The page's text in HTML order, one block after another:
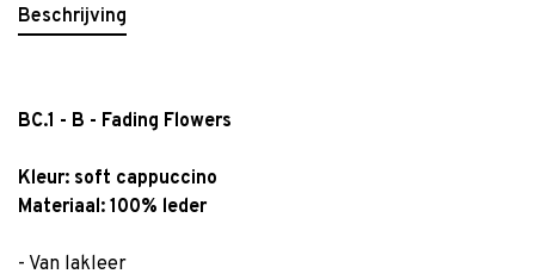
Beschrijving
BC.1 - B - Fading Flowers
Kleur: soft cappuccino
Materiaal: 100% leder
- Van lakleer